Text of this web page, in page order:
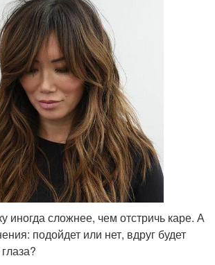
иногда сложнее, чем отстричь каре. А
подойдет или нет, вдруг будет